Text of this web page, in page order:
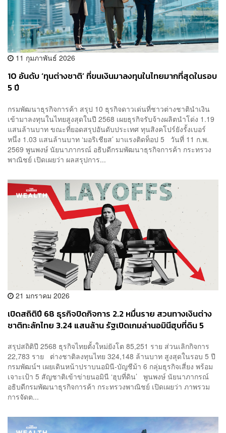
11 กุมภาพันธ์ 2026
10 อันดับ ‘ทุนต่างชาติ’ ที่ขนเงินมาลงทุนในไทยมากที่สุดในรอบ
5 ปี
กรมพัฒนาธุรกิจการค้า สรุป 10 ธุรกิจดาวเด่นที่ชาวต่างชาตินำเงิน
เข้ามาลงทุนในไทยสูงสุดในปี 2568 เผยธุรกิจรับจ้างผลิตนำโด่ง 1.19
แสนล้านบาท ขณะที่ยอดสรุปอันดับประเทศ ทุนสิงคโปร์ยังรั้งเบอร์
หนึ่ง 1.03 แสนล้านบาท ‘มอริเชียส’ มาแรงติดท็อป 5 วันที่ 11 ก.พ.
2569 พูนพงษ์ นัยนาภากรณ์ อธิบดีกรมพัฒนาธุรกิจการค้า กระทรวง
พาณิชย์ เปิดเผยว่า ผลสรุปการ...
21 มกราคม 2026
เปิดสถิติปี 68 ธุรกิจปิดกิจการ 2.2 หมื่นราย สวนทางเงินต่าง
ชาติทะลักไทย 3.24 แสนล้าน รัฐเปิดเกมล่านอมินีฮุบที่ดิน 5
สรุปสถิติปี 2568 ธุรกิจไทยตั้งใหม่ยังโต 85,251 ราย ส่วนเลิกกิจการ
22,783 ราย ต่างชาติลงทุนไทย 324,148 ล้านบาท สูงสุดในรอบ 5 ปี
กรมพัฒน์ฯ เผยเดินหน้าปราบนอมินี-บัญชีม้า 6 กลุ่มธุรกิจเสี่ยง พร้อม
เจาะเป้า 5 สัญชาติเข้าข่ายนอมินี ‘ฮุบที่ดิน’ พูนพงษ์ นัยนาภากรณ์
อธิบดีกรมพัฒนาธุรกิจการค้า กระทรวงพาณิชย์ เปิดเผยว่า ภาพรวม
การจัดต...